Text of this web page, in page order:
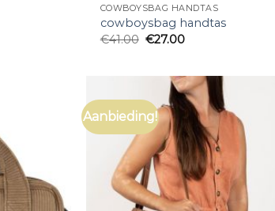
COWBOYSBAG HANDTAS
cowboysbag handtas
€41.00 €27.00
Aanbieding!